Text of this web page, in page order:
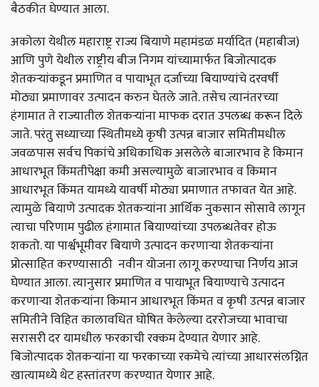
बैठकीत घेण्यात आला.
अकोला येथील महाराष्ट्र राज्य बियाणे महामंडळ मर्यादित (महाबीज)
आणि पुणे येथील राष्ट्रीय बीज निगम यांच्यामार्फत बिजोत्पादक
शेतकऱ्यांकडून प्रमाणित व पायाभूत दर्जाच्या बियाण्यांचे दरवर्षी
मोठ्या प्रमाणावर उत्पादन करुन घेतले जाते. तसेच त्यानंतरच्या
हंगामात ते राज्यातील शेतकऱ्यांना माफक दरात उपलब्ध करून दिले
जाते. परंतु सध्याच्या स्थितीमध्ये कृषी उत्पन्न बाजार समितीमधील
जवळपास सर्वच पिकांचे अधिकाधिक असलेले बाजारभाव हे किमान
आधारभूत किंमतीपेक्षा कमी असल्यामुळे बाजारभाव व किमान
आधारभूत किंमत यामध्ये यावर्षी मोठ्या प्रमाणात तफावत येत आहे.
त्यामुळे बियाणे उत्पादक शेतकऱ्यांना आर्थिक नुकसान सोसावे लागून
त्याचा परिणाम पुढील हंगामात बियाण्यांच्या उपलब्धतेवर होऊ
शकतो. या पार्श्वभूमीवर बियाणे उत्पादन करणाऱ्या शेतकऱ्यांना
प्रोत्साहित करण्यासाठी नवीन योजना लागू करण्याचा निर्णय आज
घेण्यात आला. त्यानुसार प्रमाणित व पायाभूत बियाण्याचे उत्पादन
करणाऱ्या शेतकऱ्यांना किमान आधारभूत किंमत व कृषी उत्पन्न बाजार
समितीने विहित कालावधित घोषित केलेल्या दररोजच्या भावाचा
सरासरी दर यामधील फरकाची रक्कम देण्यात येणार आहे.
बिजोत्पादक शेतकऱ्यांना या फरकाच्या रकमेचे त्यांच्या आधारसंलग्नित
खात्यामध्ये थेट हस्तांतरण करण्यात येणार आहे.